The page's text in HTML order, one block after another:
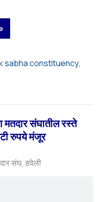
sabha constituency
संघातील रस्ते
रुपये मंजूर
संघ हवेली